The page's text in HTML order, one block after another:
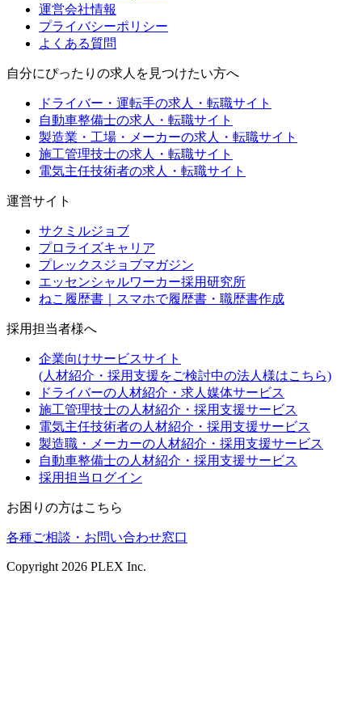
運営会社情報
プライバシーポリシー
よくある質問
自分にぴったりの求人を見つけたい方へ
ドライバー・運転手の求人・転職サイト
自動車整備士の求人・転職サイト
製造業・工場・メーカーの求人・転職サイト
施工管理技士の求人・転職サイト
電気主任技術者の求人・転職サイト
運営サイト
サクミルジョブ
プロライズキャリア
プレックスジョブマガジン
エッセンシャルワーカー採用研究所
ねこ履歴書｜スマホで履歴書・職歴書作成
採用担当者様へ
企業向けサービスサイト
(人材紹介・採用支援をご検討中の法人様はこちら)
ドライバーの人材紹介・求人媒体サービス
施工管理技士の人材紹介・採用支援サービス
電気主任技術者の人材紹介・採用支援サービス
製造職・メーカーの人材紹介・採用支援サービス
自動車整備士の人材紹介・採用支援サービス
採用担当ログイン
お困りの方はこちら
各種ご相談・お問い合わせ窓口
Copyright 2026 PLEX Inc.